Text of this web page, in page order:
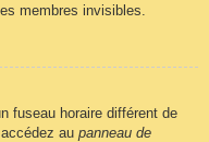
membres invisibles.
fuseau horaire différent de
au panneau de